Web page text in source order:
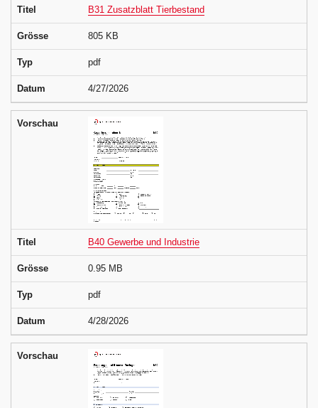
Titel B31 Zusatzblatt Tierbestand
Grösse 805 KB
Typ pdf
Datum 4/27/2026
Vorschau
Titel B40 Gewerbe und Industrie
Grösse 0.95 MB
Typ pdf
Datum 4/28/2026
Vorschau